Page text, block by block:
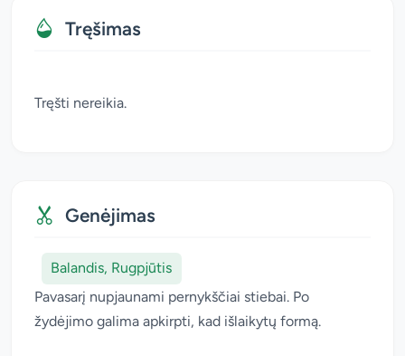
Tręšimas
Tręšti nereikia.
Genėjimas
Balandis, Rugpjūtis
Pavasarį nupjaunami pernykščiai stiebai. Po
žydėjimo galima apkirpti, kad išlaikytų formą.